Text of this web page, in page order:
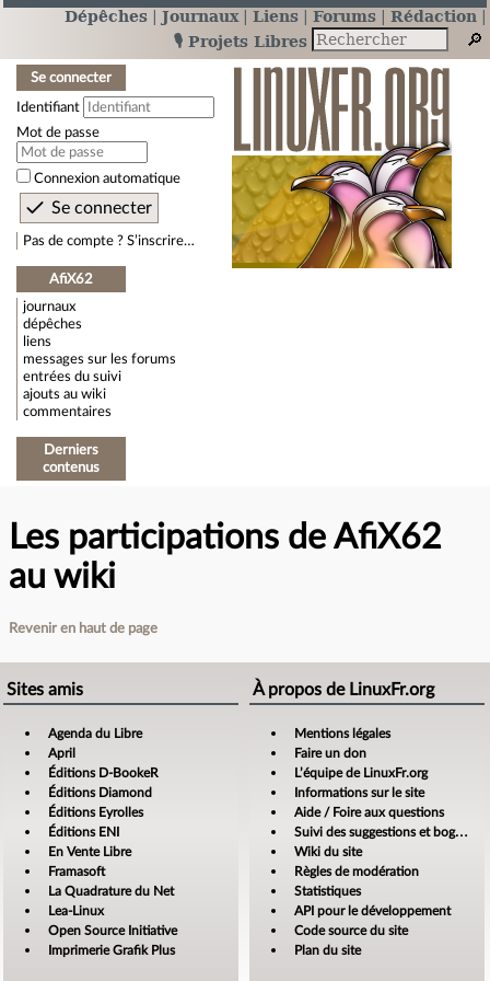
Dépêches Journaux Liens Forums
Rédaction
🎙️ Projets Libres
Se connecter
Identifiant
Mot de passe
Connexion automatique
Pas de compte ? S’inscrire…
AfiX62
journaux
dépêches
liens
messages sur les forums
entrées du suivi
ajouts au wiki
commentaires
Derniers
contenus
Les participations de AfiX62
au wiki
Revenir en haut de page
Sites amis
Agenda du Libre
April
Éditions D-BookeR
Éditions Diamond
Éditions Eyrolles
Éditions ENI
En Vente Libre
Framasoft
La Quadrature du Net
Lea-Linux
Open Source Initiative
Imprimerie Grafik Plus
À propos de LinuxFr.org
Mentions légales
Faire un don
L’équipe de LinuxFr.org
Informations sur le site
Aide / Foire aux questions
Suivi des suggestions et bogues
Wiki du site
Règles de modération
Statistiques
API pour le développement
Code source du site
Plan du site